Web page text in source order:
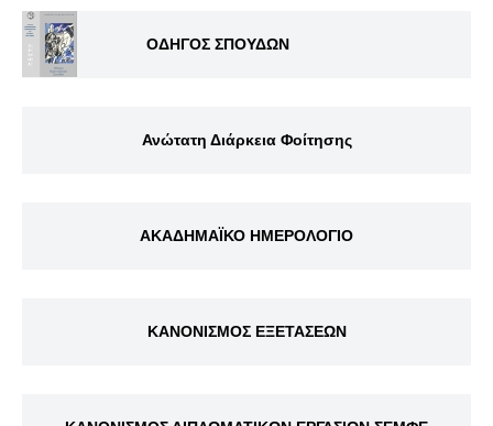
ΟΔΗΓΟΣ ΣΠΟΥΔΩΝ
Ανώτατη Διάρκεια Φοίτησης
ΑΚΑΔΗΜΑΪΚΟ ΗΜΕΡΟΛΟΓΙΟ
ΚΑΝΟΝΙΣΜΟΣ ΕΞΕΤΑΣΕΩΝ